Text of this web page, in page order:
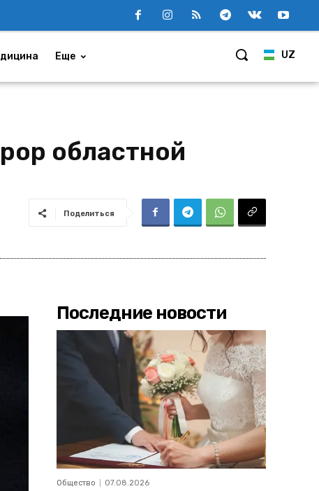
UZ
Еще
областной
Поделиться
Последние новости
Общество 07.08.2026